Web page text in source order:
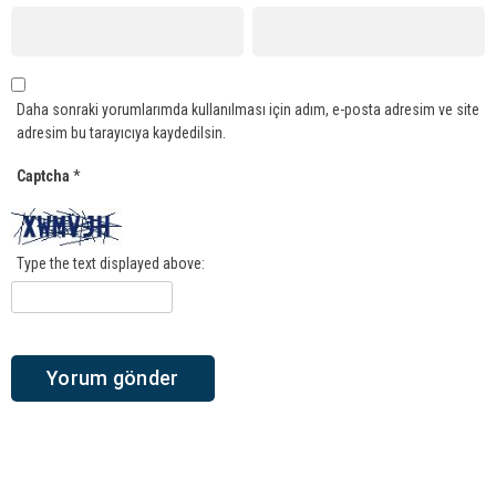
Daha sonraki yorumlarımda kullanılması için adım, e-posta adresim ve site
adresim bu tarayıcıya kaydedilsin.
Captcha *
Type the text displayed above: